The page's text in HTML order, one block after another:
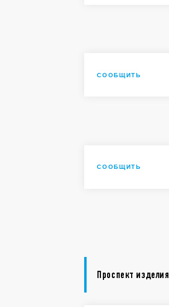
СООБЩИТЬ
СООБЩИТЬ
Проспект изделия